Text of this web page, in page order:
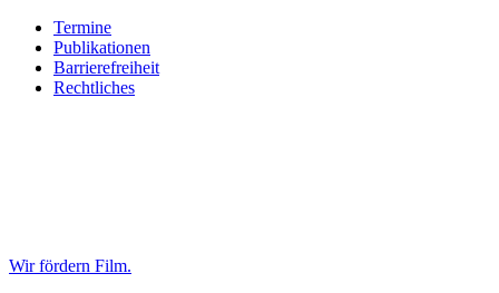
Termine
Publikationen
Barrierefreiheit
Rechtliches
Wir fördern Film.